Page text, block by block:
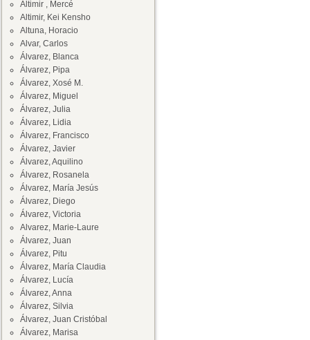
Altimir , Mercé
Altimir, Kei Kensho
Altuna, Horacio
Alvar, Carlos
Álvarez, Blanca
Álvarez, Pipa
Álvarez, Xosé M.
Álvarez, Miguel
Álvarez, Julia
Álvarez, Lidia
Álvarez, Francisco
Álvarez, Javier
Álvarez, Aquilino
Álvarez, Rosanela
Álvarez, María Jesús
Álvarez, Diego
Álvarez, Victoria
Alvarez, Marie-Laure
Álvarez, Juan
Álvarez, Pitu
Álvarez, María Claudia
Álvarez, Lucía
Álvarez, Anna
Álvarez, Silvia
Álvarez, Juan Cristóbal
Álvarez, Marisa